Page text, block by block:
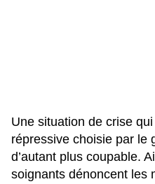
Une situation de crise
répressive choisie par le
d’autant plus coupable.
soignants dénoncent les